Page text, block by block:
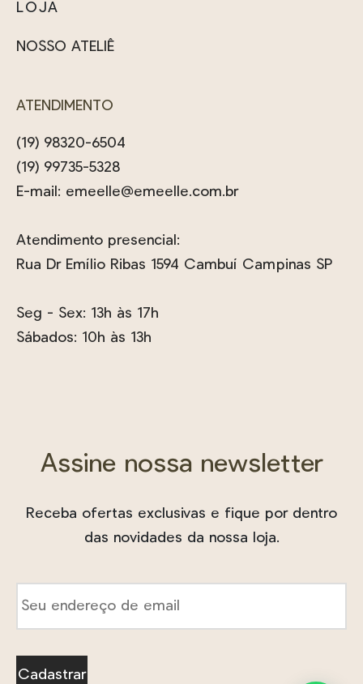
LOJA
NOSSO ATELIÊ
ATENDIMENTO
(19) 98320-6504
(19) 99735-5328
E-mail: emeelle@emeelle.com.br
Atendimento presencial:
Rua Dr Emílio Ribas 1594 Cambuí Campinas SP
Seg - Sex: 13h às 17h
Sábados: 10h às 13h
Assine nossa newsletter
Receba ofertas exclusivas e fique por dentro
das novidades da nossa loja.
E-
mail
*
Cadastrar